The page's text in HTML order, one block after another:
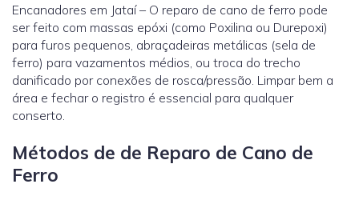
Encanadores em Jataí – O reparo de cano de ferro pode
ser feito com massas epóxi (como Poxilina ou Durepoxi)
para furos pequenos, abraçadeiras metálicas (sela de
ferro) para vazamentos médios, ou troca do trecho
danificado por conexões de rosca/pressão. Limpar bem a
área e fechar o registro é essencial para qualquer
conserto.
Métodos de de Reparo de Cano de
Ferro